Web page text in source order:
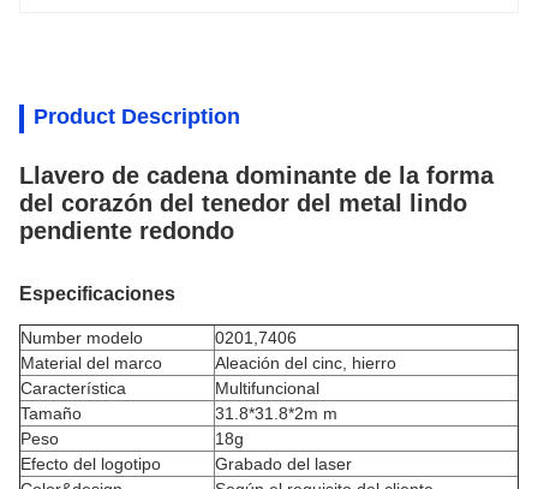
Product Description
Llavero de cadena dominante de la forma
del corazón del tenedor del metal lindo
pendiente redondo
Especificaciones
Number modelo
0201,7406
Material del marco
Aleación del cinc , hierro
Característica
Multifuncional
Tamaño
31.8*31.8*2m m
Peso
18g
Efecto del logotipo
Grabado del laser